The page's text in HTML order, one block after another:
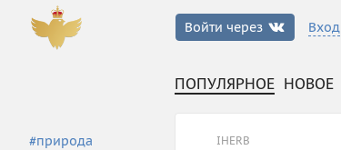
Войти через Вход
#природа
ПОПУЛЯРНОЕ НОВОЕ
IHERB